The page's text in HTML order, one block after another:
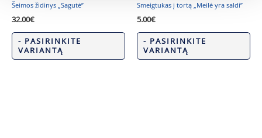
Šeimos židinys „Sagutė”
32.00€
- PASIRINKITE
VARIANTĄ
Smeigtukas į tortą „Meilė yra saldi”
5.00€
- PASIRINKITE
VARIANTĄ